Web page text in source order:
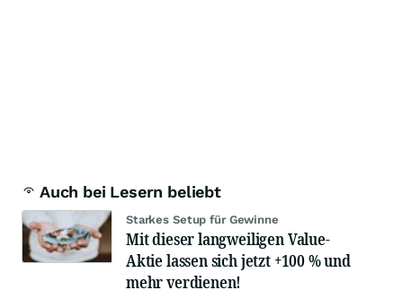
Auch bei Lesern beliebt
Starkes Setup für Gewinne
Mit dieser langweiligen Value-
Aktie lassen sich jetzt +100 % und
mehr verdienen!